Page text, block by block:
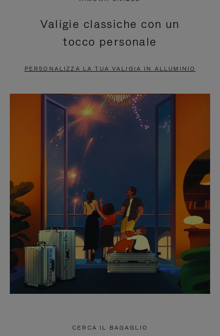
PAUSA,
PREMERE
METTERLO
PAUSA
PREMI
PER
ATTIVARE
Valigie classiche con un
tocco personale
PERSONALIZZA LA TUA VALIGIA IN ALLUMINIO
CERCA IL BAGAGLIO